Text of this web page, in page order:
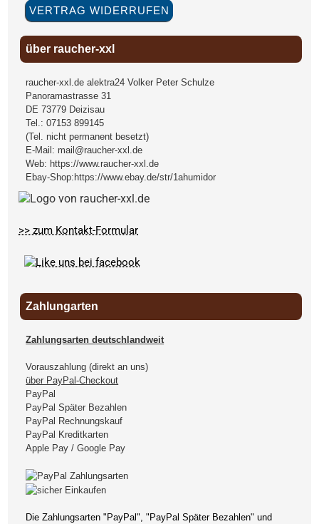
VERTRAG WIDERRUFEN
über raucher-xxl
raucher-xxl.de alektra24 Volker Peter Schulze
Panoramastrasse 31
DE 73779 Deizisau
Tel.:07153 899145
(Tel. nicht permanent besetzt)
E-Mail: mail@raucher-xxl.de
Web: https://www.raucher-xxl.de
Ebay-Shop:https://www.ebay.de/str/1ahumidor
>> zum Kontakt-Formular
Zahlungarten
Zahlungsarten deutschlandweit
Vorauszahlung (direkt an uns)
über PayPal-Checkout
PayPal
PayPal Später Bezahlen
PayPal Rechnungskauf
PayPal Kreditkarten
Apple Pay / Google Pay
Die Zahlungsarten "PayPal", "PayPal Später Bezahlen" und